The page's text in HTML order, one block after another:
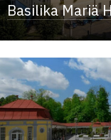
Basilika Mariä